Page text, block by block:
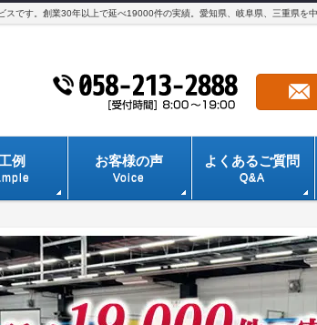
です。創業30年以上で延べ19000件の実績。愛知県、岐阜県、三重県を
例 お客様の声
Voice
よくあるご質問
Q&A